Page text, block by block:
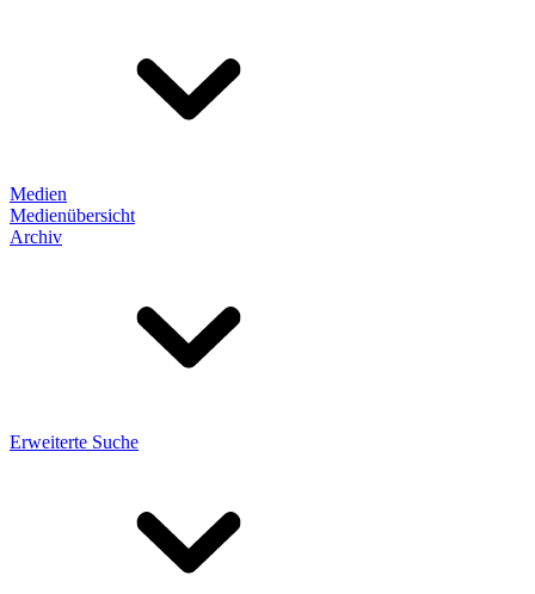
Medien
Medienübersicht
Archiv
Erweiterte Suche